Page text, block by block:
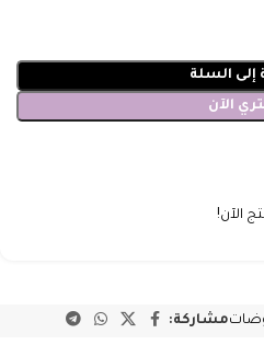
إلى السلة
الآن
الآن!
مشاركة: